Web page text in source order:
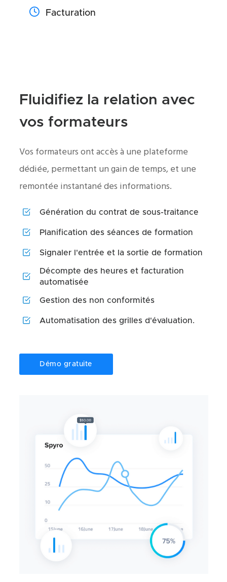
Facturation
Fluidifiez la relation avec
vos formateurs
Vos formateurs ont accès à une plateforme
dédiée, permettant un gain de temps, et une
remontée instantané des informations.
Génération du contrat de sous-traitance
Planification des séances de formation
Signaler l'entrée et la sortie de formation
Décompte des heures et facturation
automatisée
Gestion des non conformités
Automatisation des grilles d'évaluation.
Démo gratuite